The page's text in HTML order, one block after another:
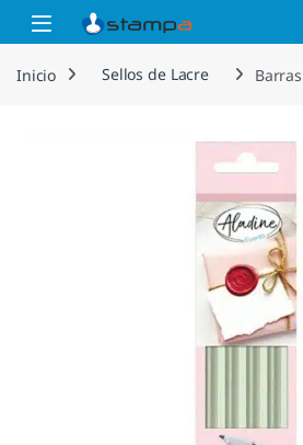
Saltar a la navegación
Saltar al contenido
Open
Inicio Sellos de Lacre